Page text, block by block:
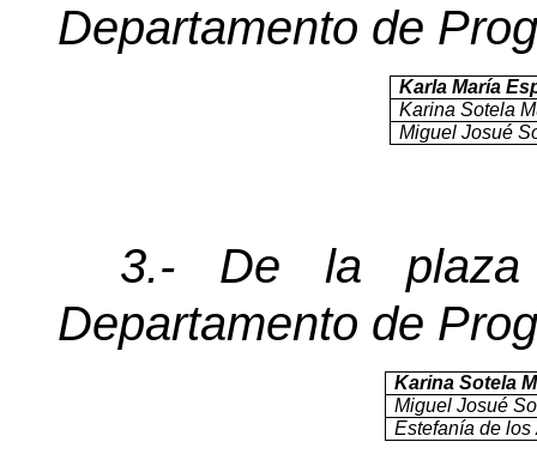
Departamento de
Karla María
Karina Sotela
Miguel Josué
3.- De la
Departamento de
Karina Sotela
Miguel Josué
Estefanía de